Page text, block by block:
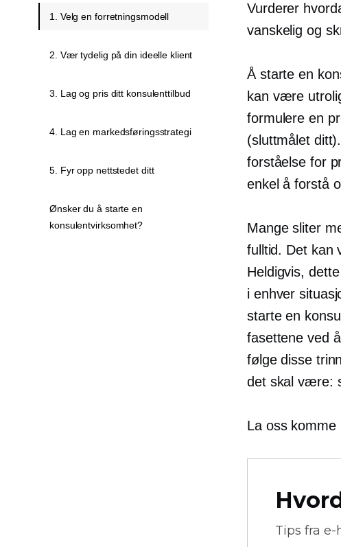
Vurderer
vanskelig og
Å starte en
kan være
formulere en
(sluttmålet
forståelse for
enkel å forstå
Mange sliter
fulltid. Det kan
Heldigvis,
i enhver
starte en
fasettene ved
følge disse
det skal være:
La oss komme
Tips fra e-
1. Velg en forretningsmodell
2. Vær tydelig på din ideelle klient
3. Lag og pris ditt konsulenttilbud
4. Lag en markedsføringsstrategi
5. Fyr opp nettstedet ditt
Ønsker du å starte en
konsulentvirksomhet?